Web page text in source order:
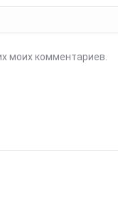
моих комментариев.